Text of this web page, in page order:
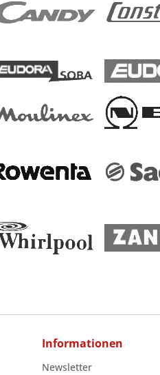
Informationen
Newsletter